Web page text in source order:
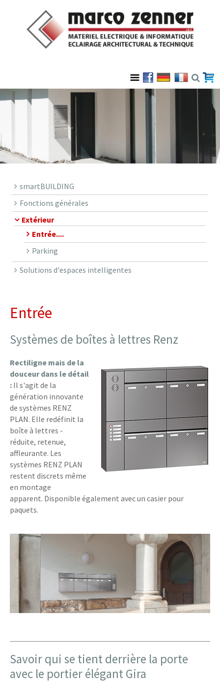
smartBUILDING
Fonctions générales
Extérieur
Entrée....
Parking
Solutions d'espaces intelligentes
Entrée
Systèmes de boîtes à lettres Renz
Rectiligne mais de la
douceur dans le détail
: Il s'agit de la
génération innovante
de systèmes RENZ
PLAN. Elle redéfinit la
boîte à lettres -
réduite, retenue,
affleurante. Les
systèmes RENZ PLAN
restent discrets même
en montage
apparent. Disponible également avec un casier pour
paquets.
Savoir qui se tient derrière la porte
avec le portier élégant Gira